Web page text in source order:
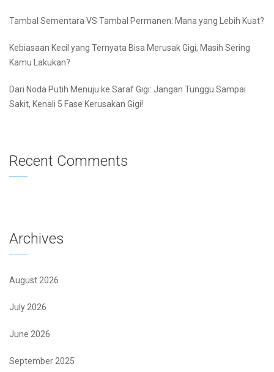
Tambal Sementara VS Tambal Permanen: Mana yang Lebih Kuat?
Kebiasaan Kecil yang Ternyata Bisa Merusak Gigi, Masih Sering
Kamu Lakukan?
Dari Noda Putih Menuju ke Saraf Gigi: Jangan Tunggu Sampai
Sakit, Kenali 5 Fase Kerusakan Gigi!
Recent Comments
Archives
August 2026
July 2026
June 2026
September 2025